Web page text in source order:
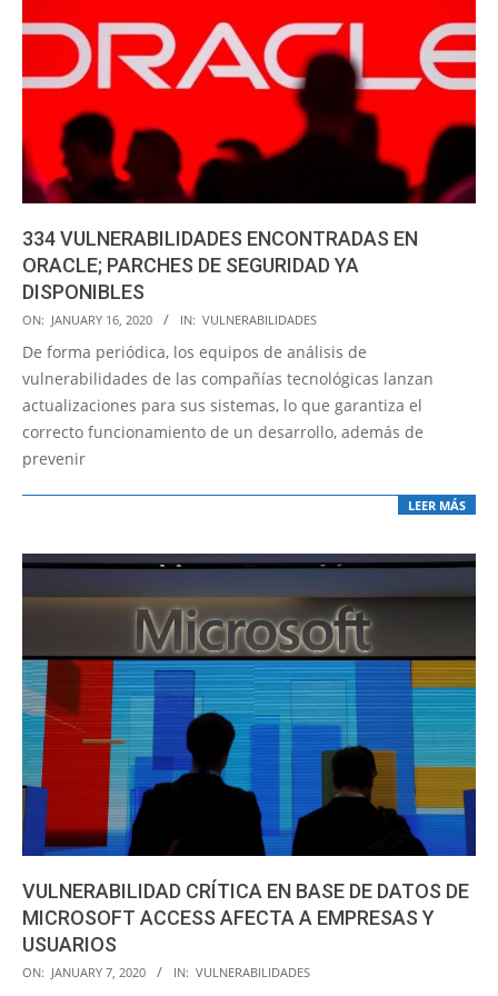
334 VULNERABILIDADES ENCONTRADAS EN
ORACLE; PARCHES DE SEGURIDAD YA
DISPONIBLES
2020-
01-
16
ON: JANUARY 16, 2020 IN: VULNERABILIDADES
De forma periódica, los equipos de análisis de
vulnerabilidades de las compañías tecnológicas lanzan
actualizaciones para sus sistemas, lo que garantiza el
correcto funcionamiento de un desarrollo, además de
prevenir
LEER MÁS
VULNERABILIDAD CRÍTICA EN BASE DE DATOS DE
MICROSOFT ACCESS AFECTA A EMPRESAS Y
USUARIOS
2020-
ON: JANUARY 7, 2020 IN: VULNERABILIDADES